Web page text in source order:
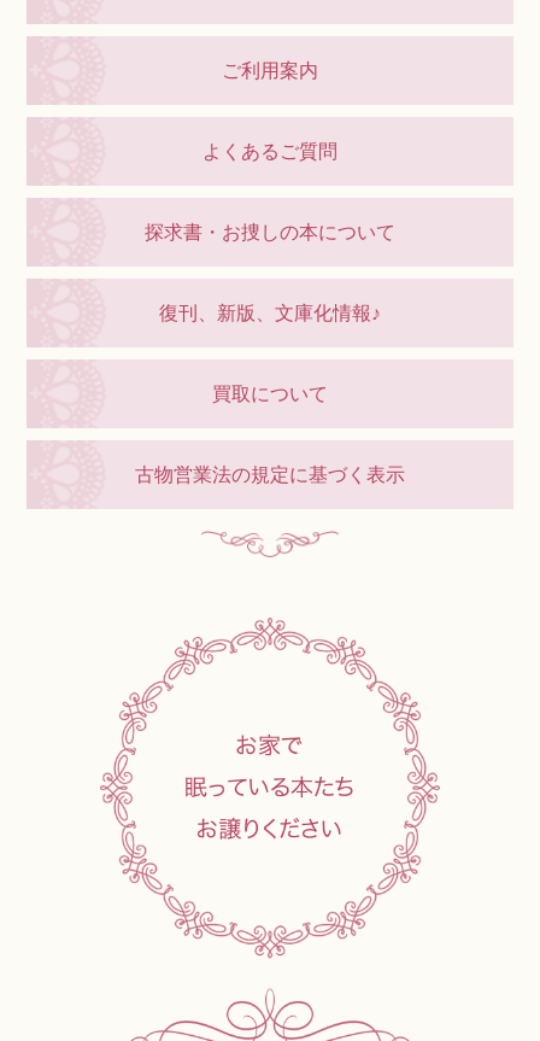
ご利用案内
よくあるご質問
探求書・お捜しの本について
復刊、新版、文庫化情報♪
買取について
古物営業法の規定に基づく表示